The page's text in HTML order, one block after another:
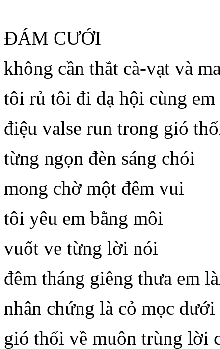
ĐÁM CƯỚI
không cần thắt cà-vạt và
tôi rủ tôi đi dạ hội cùng em
điệu valse run trong gió
từng ngọn đèn sáng chói
mong chờ một đêm vui
tôi yêu em bằng môi
vuốt ve từng lời nói
đêm tháng giêng thưa em
nhân chứng là cỏ mọc dưới
gió thổi về muôn trùng lời